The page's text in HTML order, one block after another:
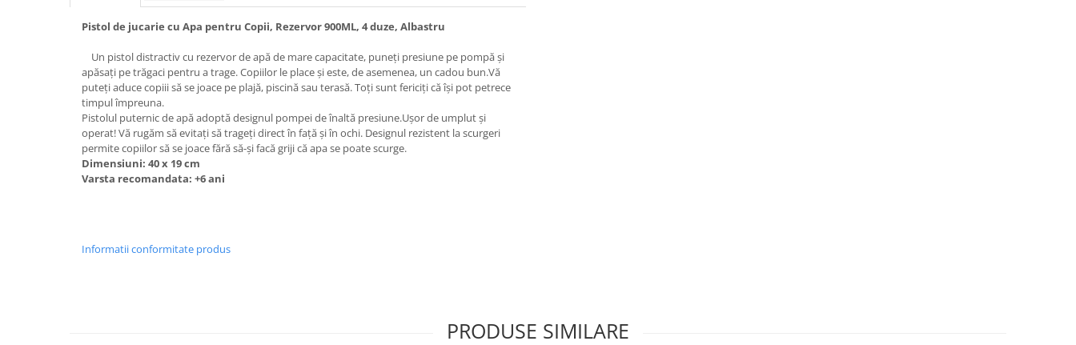
Pistol de jucarie cu Apa pentru Copii, Rezervor 900ML, 4 duze, Albastru
Un pistol distractiv cu rezervor de apă de mare capacitate, puneți presiune pe pompă și
apăsați pe trăgaci pentru a trage. Copiilor le place și este, de asemenea, un cadou bun.Vă
puteți aduce copiii să se joace pe plajă, piscină sau terasă. Toți sunt fericiți că își pot petrece
timpul împreuna.
Pistolul puternic de apă adoptă designul pompei de înaltă presiune.Ușor de umplut și
operat! Vă rugăm să evitați să trageți direct în față și în ochi. Designul rezistent la scurgeri
permite copiilor să se joace fără să-și facă griji că apa se poate scurge.
Dimensiuni: 40 x 19 cm
Varsta recomandata: +6 ani
Informatii conformitate produs
PRODUSE SIMILARE